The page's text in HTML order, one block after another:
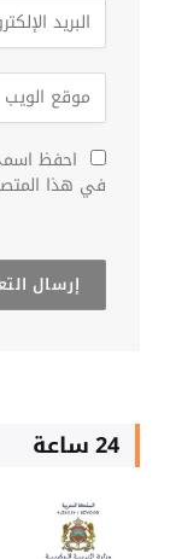
احفظ
في هذا
24 ساعة